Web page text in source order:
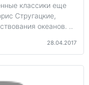
классики еще
Стругацкие,
океанов. ..
28.04.2017